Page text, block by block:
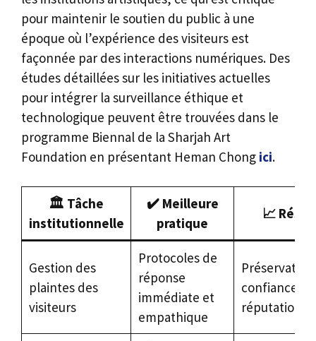
pour maintenir le soutien du public à une
époque où l’expérience des visiteurs est
façonnée par des interactions numériques. Des
études détaillées sur les initiatives actuelles
pour intégrer la surveillance éthique et
technologique peuvent être trouvées dans le
programme Biennal de la Sharjah Art
Foundation en présentant Heman Chong ici.
🏛️ Tâche
institutionnelle
✔️ Meilleure
pratique
📈
Gestion des
plaintes des
visiteurs
Protocoles de
réponse
immédiate et
empathique
confiance et
réputation